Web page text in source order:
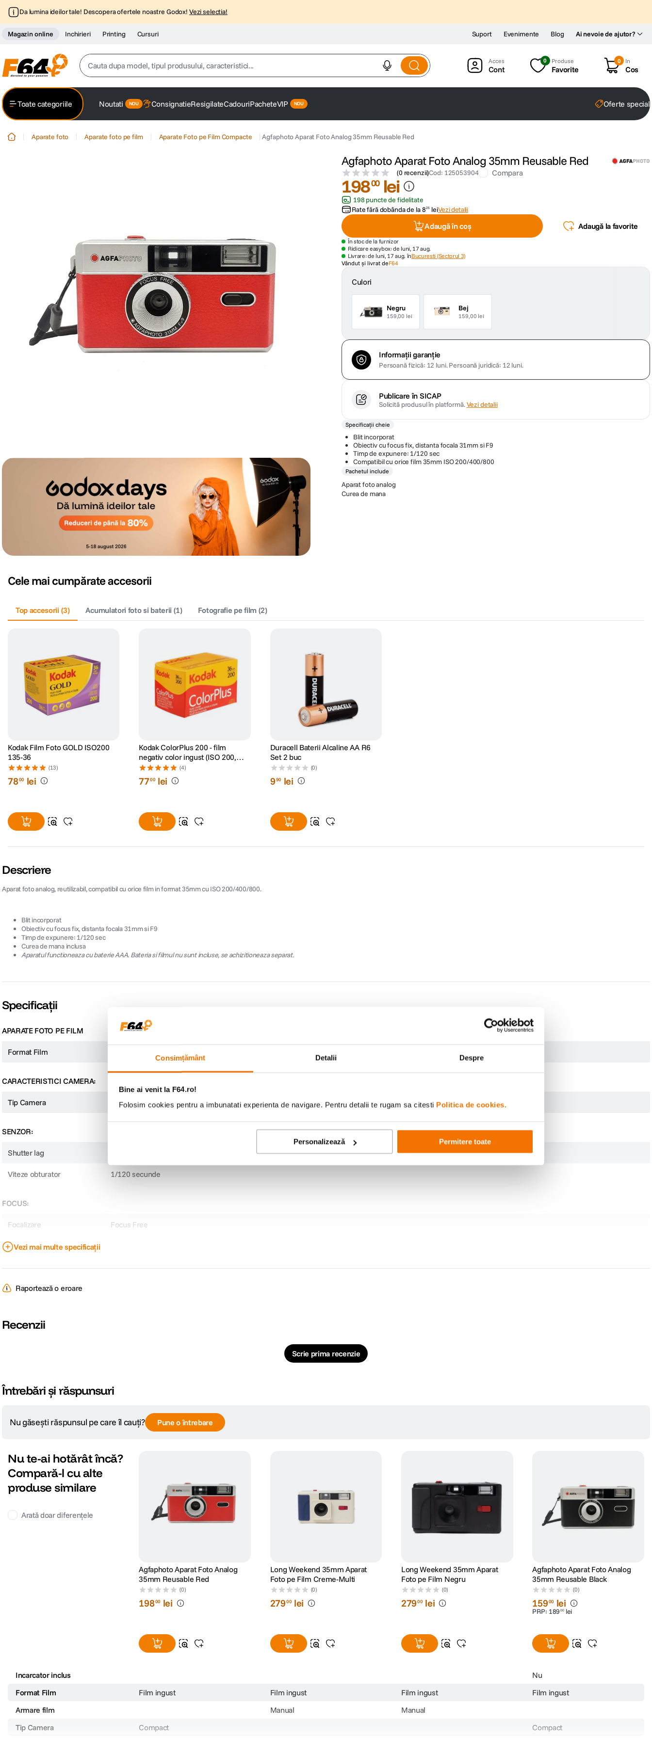
Consimțământ Detalii Despre
Bine ai venit la F64.ro!
Folosim cookies pentru a imbunatati experienta de navigare. Pentru detalii te rugam sa citesti Politica de cookies.
Personalizează Permitere toate
Da lumina ideilor tale! Descopera ofertele noastre Godox! Vezi selectia!
Magazin online Inchirieri Printing Cursuri Ai nevoie de ajutor?
Suport Evenimente Blog
Cauta dupa model, tipul produsului, caracteristici...
2. trepied
canon sx740 hs
7. card memorie
sony fx
dji mic mini
dji osmo pocket 4
Cont
0 Produse
Favorite
0 In
Cos
Toate categoriile Noutati ConsignatieResigilateCadouriPacheteVIP Oferte
Aparate foto Aparate foto pe film Aparate Foto pe Film Compacte Agfaphoto Aparat Foto Analog 35mm Reusable Red
Agfaphoto Aparat Foto Analog 35mm Reusable Red
(0 recenzii)Cod: 125053904 Compara
19800 lei
198 puncte de fidelitate
Rate fără dobânda de la825 leiVezi detalii
Adaugă în coș Adaugă la favorite
În stoc de la furnizor
Ridicare easybox: de luni, 17 aug.
Livrare: de luni, 17 aug. înBucuresti (Sectorul 3)
Vândut și livrat deF64
Culori
Negru
159,00 lei
Bej
159,00 lei
Informații garanție
Persoană fizică: 12 luni.Persoană juridică: 12 luni.
Publicare în SICAP
Solicită produsul în platformă.Vezi detalii
Specificații cheie
Blit incorporat
Obiectiv cu focus fix, distanta focala 31mm si F9
Timp de expunere: 1/120 sec
Compatibil cu orice film 35mm ISO 200/400/800
Pachetul include
Aparat foto analog
Curea de mana
Cele mai cumpărate accesorii
Top accesorii (3) Acumulatori foto si baterii (1) Fotografie pe film(2)
Kodak Film Foto GOLD ISO200
135-36
(13)
7800 lei
Kodak ColorPlus 200 - film
negativ color ingust (ISO 200,
135-36)
(4)
7700 lei
Duracell Baterii Alcaline AA R6
Set 2 buc
(0)
990 lei
Descriere
Aparat foto analog, reutilizabil, compatibil cu orice film in format 35mm cu ISO 200/400/800.
Blit incorporat
Obiectiv cu focus fix, distanta focala 31mm si F9
Timp de expunere: 1/120 sec
Curea de mana inclusa
Aparatul functioneaza cu baterie AAA. Bateria si filmul nu sunt incluse, se achizitioneaza separat.
Specificații
APARATE FOTO PE FILM
Format Film
CARACTERISTICI CAMERA:
Tip Camera Compact
SENZOR:
Shutter lag
Viteze obturator 1/120 secunde
FOCUS:
Focalizare Focus Free
OPTICA:
Blit integrat
DOF Preview Nespecificat
ALTE CARACTERISTICI:
Model acumulator compatibil
Vezi mai multe specificații
Raportează o eroare
Recenzii
Scrie prima recenzie
Întrebări și răspunsuri
Nu găsești răspunsul pe care îl cauți? Pune o întrebare
Nu te-ai hotărât încă?
Compară-l cu alte
produse similare
Arată doar diferențele
Agfaphoto Aparat Foto Analog
35mm Reusable Red
(0)
19800 lei
Long Weekend 35mm Aparat
Foto pe Film Creme-Multi
(0)
27900 lei
Long Weekend 35mm Aparat
Foto pe Film Negru
(0)
27900 lei
Agfaphoto Aparat Foto Analog
35mm Reusable Black
(0)
15900 lei
PRP: 189 00 lei
Incarcator inclus
Nu
Format Film
Film ingust Film ingust Film ingust
Film ingust
Armare film
Manual
Manual
Tip Camera
Compact Compact